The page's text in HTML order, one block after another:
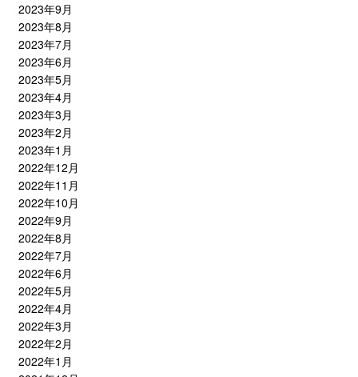
2023年9月
2023年8月
2023年7月
2023年6月
2023年5月
2023年4月
2023年3月
2023年2月
2023年1月
2022年12月
2022年11月
2022年10月
2022年9月
2022年8月
2022年7月
2022年6月
2022年5月
2022年4月
2022年3月
2022年2月
2022年1月